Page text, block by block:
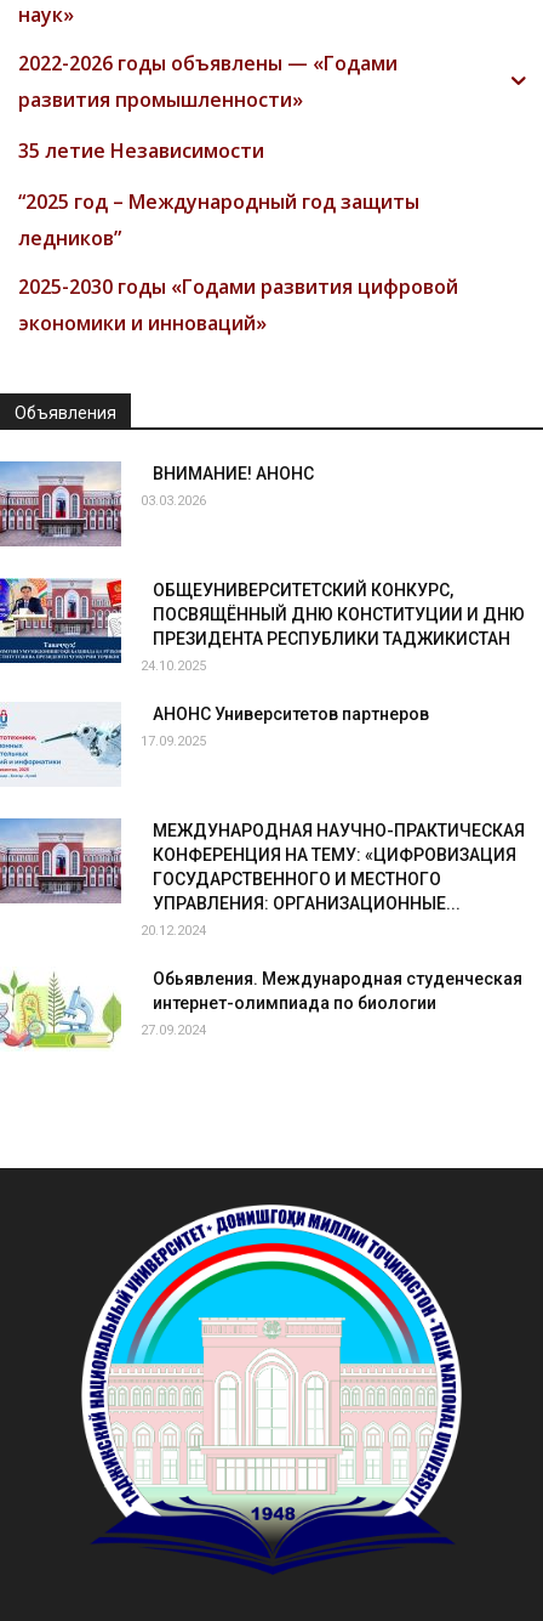
наук»
2022-2026 годы объявлены — «Годами
развития промышленности»
35 летие Независимости
“2025 год – Международный год защиты
ледников”
2025-2030 годы «Годами развития цифровой
экономики и инноваций»
Объявления
ВНИМАНИЕ! АНОНС
03.03.2026
ОБЩЕУНИВЕРСИТЕТСКИЙ КОНКУРС,
ПОСВЯЩЁННЫЙ ДНЮ КОНСТИТУЦИИ И ДНЮ
ПРЕЗИДЕНТА РЕСПУБЛИКИ ТАДЖИКИСТАН
24.10.2025
АНОНС Университетов партнеров
17.09.2025
МЕЖДУНАРОДНАЯ НАУЧНО-ПРАКТИЧЕСКАЯ
КОНФЕРЕНЦИЯ НА ТЕМУ: «ЦИФРОВИЗАЦИЯ
ГОСУДАРСТВЕННОГО И МЕСТНОГО
УПРАВЛЕНИЯ: ОРГАНИЗАЦИОННЫЕ...
20.12.2024
Обьявления. Международная студенческая
интернет-олимпиада по биологии
27.09.2024